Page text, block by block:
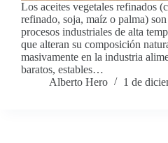
Los aceites vegetales refinados
refinado, soja, maíz o palma) son
procesos industriales de alta
que alteran su composición
masivamente en la industria
baratos, estables…
Alberto Hero
1 de